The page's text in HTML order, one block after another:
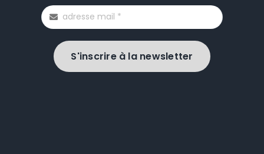
S'inscrire à la newsletter